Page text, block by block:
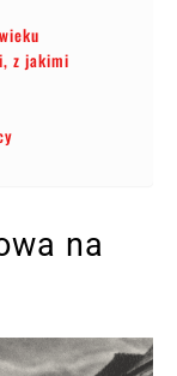
z jakimi
na